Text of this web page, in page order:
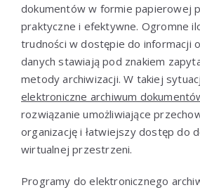
dokumentów w formie papierowej
praktyczne i efektywne. Ogromne
trudności w dostępie do informacji
danych stawiają pod znakiem
metody archiwizacji. W takiej
elektroniczne archiwum
rozwiązanie umożliwiające
organizację i łatwiejszy dostęp do
wirtualnej przestrzeni.
Programy do elektronicznego